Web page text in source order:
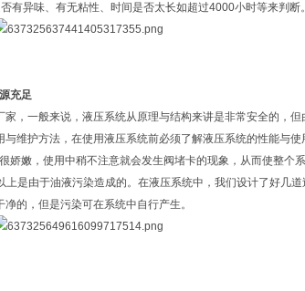
异味、有无粘性、时间是否太长如超过4000小时等来判断。
充足
，一般来说，液压系统从原理与结构来讲是非常安全的，
维护方法，在使用液压系统前必须了解液压系统的性能与
娇嫩，使用中稍不注意就会发生阀堵卡的现象，从而使整个
是由于油液污染造成的。在液压系统中，我们设计了好几
的，但是污染可在系统中自行产生。